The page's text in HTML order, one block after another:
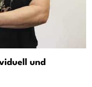
und